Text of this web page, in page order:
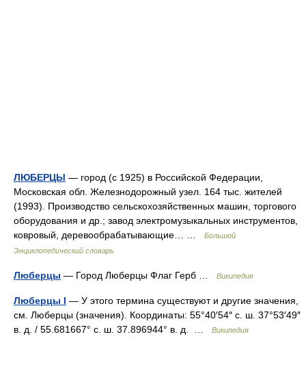
ЛЮБЕРЦЫ — город (с 1925) в Российской Федерации,
Московская обл. Железнодорожный узел. 164 тыс. жителей
(1993). Производство сельскохозяйственных машин, торгового
оборудования и др.; завод электромузыкальных инструментов,
ковровый, деревообрабатывающие… …
Большой
Энциклопедический словарь
Люберцы — Город Люберцы Флаг Герб … Википедия
Люберцы I — У этого термина существуют и другие значения,
см. Люберцы (значения). Координаты: 55°40′54″ с. ш. 37°53′49″
в. д. / 55.681667° с. ш. 37.896944° в. д. …
Википедия